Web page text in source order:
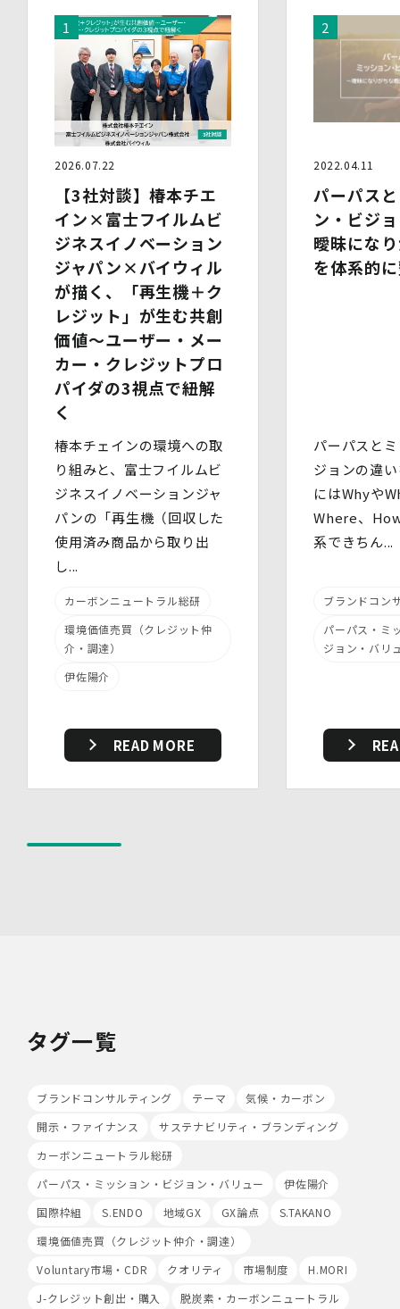
・個人データを取り扱う機器、電子媒体及び書類等の盗難
又は紛失等を防止するための措置を講じています。
・事務所内外の移動を含め、個人情報を取り扱う機器、電
子媒体及び書類等を持ち運ぶ場合、容易に個人情報が判明
しないよう措置を実施いたします。
(4)技術的安全管理措置
・アクセス制御を実施して、担当者及び取扱う個人情報
・個人データを取り扱う情報システムについて、外部から
の不正アクセス又は不正ソフトウェアから保護する仕組み
を導入しています。
7.本人が容易に認識できない方法による個人情報の取り扱
い
当社は、最適なサービスの提供と利便性の向上を目的とし
て、Cookieの使用並びに利用者様のIPアドレス、アクセ
ス回数、ご利用ブラウザ及びOSその他利用端末等の情報
の収集を行うことがあります。また、広告の効果測定のた
め、第三者の運営するツールから当社サイトを訪れる前に
クリックされている広告の情報(クリック日や広告掲載サ
イト等)を取得し、ご提供いただいた個人情報と照合する
場合があります。
Cookieの使用は任意ですが、受け入れを拒否した場合
は、当社サービス等のご利用ができない場合があります。
このほか当社では、広告・マーケティング活動のため、第
三者配信事業者が提供するサービスを利用することがあり
ます。
8.Google Analyticsの利用
当社は、サービス向上のためにGoogle LLC（以下
Analyticsを利用しますと、Google社又は当社の設定す
イト訪問履歴を収集、記録、分析します。当社は、
Google社からその分析結果を受け取り、利用者様の利用
状況等を把握します。Google Analyticsにより収集、記
管理されます。
社の広告が掲載されています。
当社の保有個人データについて、利用目的の通知・開示・
といいます。）をご希望の場合は、本人又はその代理人か
もし、ご希望の全部又は一部に応じられない場合はその理
由をご説明いたします。
出に関する連絡・事務手続に必要な範囲でのみ利用しま
す。
(1)開示等の求めのお申し出先
に定める要件を満たす場合には、当社の定める手続に従っ
て速やかに対応します。
2026.07.22
【3社対談】椿本チエ
イン×富士フイルムビ
ジネスイノベーション
ジャパン×バイウィル
が描く、「再生機＋ク
レジット」が生む共創
価値～ユーザー・メー
カー・クレジットプロ
パイダの3視点で紐解
く
椿本チェインの環境への取
り組みと、富士フイルムビ
ジネスイノベーションジャ
パンの「再生機（回収した
使用済み商品から取り出
し...
カーボンニュートラル総研
環境価値売買（クレジット仲
介・調達）
伊佐陽介
READ MORE
2022.04.11
パーパス
ン・ビジ
曖昧にな
を体系的
パーパスと
ジョンの違
にはWhyや
Where、
系できちん...
ブランドコン
パーパス・ミ
ジョン・バリ
タグ一覧
ブランドコンサルティング テーマ
気候・カーボン
開示・ファイナンス
サステナビリティ・ブランディング
カーボンニュートラル総研
パーパス・ミッション・ビジョン・バリュー
伊佐陽介
国際枠組
S.ENDO 地域GX GX論点
S.TAKANO
環境価値売買（クレジット仲介・調達）
Voluntary市場・CDR
クオリティ 市場制度
H.MORI
J-クレジット創出・購入
脱炭素・カーボンニュートラル